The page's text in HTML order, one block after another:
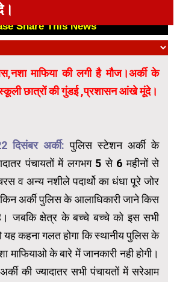
Share This News😊
माफिया की लगी है मौज।अर्की के
छात्रों की गुंडई ,प्रशासन आंखे मूंदे।
दिसंबर अर्की: पुलिस स्टेशन अर्की के
पंचायतों में लगभग 5 से 6 महीनों से
व अन्य नशीले पदार्थो का धंधा पूरे जोर
अर्की पुलिस के आलाधिकारी जाने किस
जबकि क्षेत्र के बच्चे बच्चे को इस सभी
यह कहना गलत होगा कि स्थानीय पुलिस के
माफियाओ के बारे में जानकारी नही होगी।
की ज्यादातर सभी पंचायतों में सरेआम